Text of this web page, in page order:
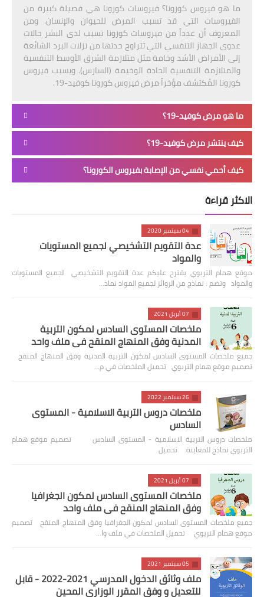
ما هو فيروس كورونا؟ فيروسات كورونا هي فصيلة كبيرة من
الفيروسات التي قد تسبب المرض للحيوان والإنسان. ومن
المعروف أن عدداً من فيروسات كورونا تسبب لدى البشر حالات
عدوى الجهاز التنفسي التي تتراوح حدتها من نزلات البرد الشائعة
إلى الأمراض الأشد وخامة مثل متلازمة الشرق الأوسط التنفسية
والمتلازمة التنفسية الحادة الوخيمة (السارس). ويسبب فيروس
كورونا المُكتشف مؤخراً مرض فيروس كورونا كوفيد-19.
ما هو مرض كوفيد-19؟
كيف ينتشر مرض كوفيد-19؟
كيف أحمي نفسي من الإصابة بفيروس الكورونا؟
الاكثر قراءة
04 سبتمبر 2020
عدة التقويم التشخيصي لجميع المستويات
والمواد
موقع همام التربوي يقترح عليكم عدة التقويم التشخيصي لجميع المستويات
والمواد وتضم : نماذج من الروائز لجميع المواد نماذ…
07 أبريل 2021
ملخصات المستوى السادس لمكون التربية
المدنية وفق المنهاج المنقح في ملف واحد
جميع ملخصات المستوى السادس لمكون التربية المدنية وفق المنهاج المنقح
تصميم موقع همام التربوي تحميل الملخصات في م…
26 سبتمبر 2022
ملخصات دروس التربية الاسلامية - المستوى
السادس
ملخصات دروس التربية الاسلامية - المستوى السادس تصميم موقع همام
التربوي نماذج للمعاينة تحميل
07 أبريل 2021
ملخصات المستوى السادس لمكون الجغرافيا
وفق المنهاج المنقح في ملف واحد
جميع ملخصات المستوى السادس لمكون الجغرافيا وفق المنهاج المنقح تصميم
موقع همام التربوي تحميل الملخصات في ملف وا…
05 سبتمبر 2021
ملف وثائق الدخول المدرسي 2021-2022 - قابل
للتعديل و وفق المقرر الوزاري المحين